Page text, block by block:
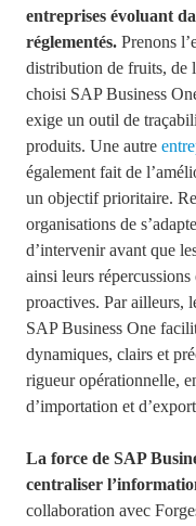
entreprises évoluant
réglementés. Prenons
distribution de fruits, de
choisi SAP Business
exige un outil de
produits. Une autre
également fait de
un objectif prioritaire.
organisations de
d’intervenir avant que
ainsi leurs
proactives. Par ailleurs,
SAP Business One
dynamiques, clairs et
rigueur opérationnelle,
d’importation et
La force de SAP
centraliser
collaboration avec